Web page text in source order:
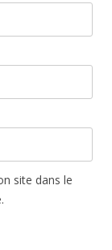
site dans le